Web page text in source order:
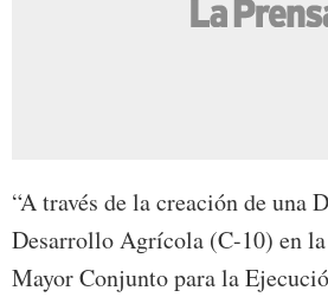
“A través de la creación de una
Desarrollo Agrícola (C-10) en
Mayor Conjunto para la